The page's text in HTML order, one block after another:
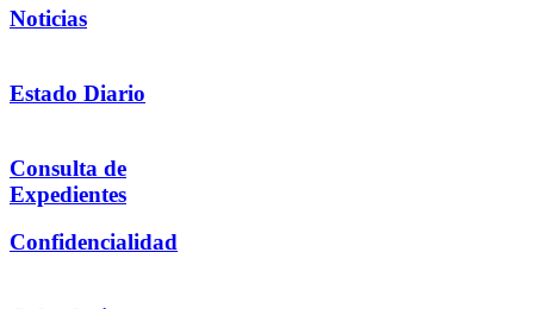
Noticias
Estado Diario
Consulta de
Expedientes
Confidencialidad